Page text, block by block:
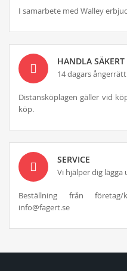
I samarbete med Walley
HANDLA SÄKERT
14 dagars ångerrätt
Distansköplagen gäller vid
köp.
SERVICE
Vi hjälper dig lägga
Beställning från
info@fagert.se